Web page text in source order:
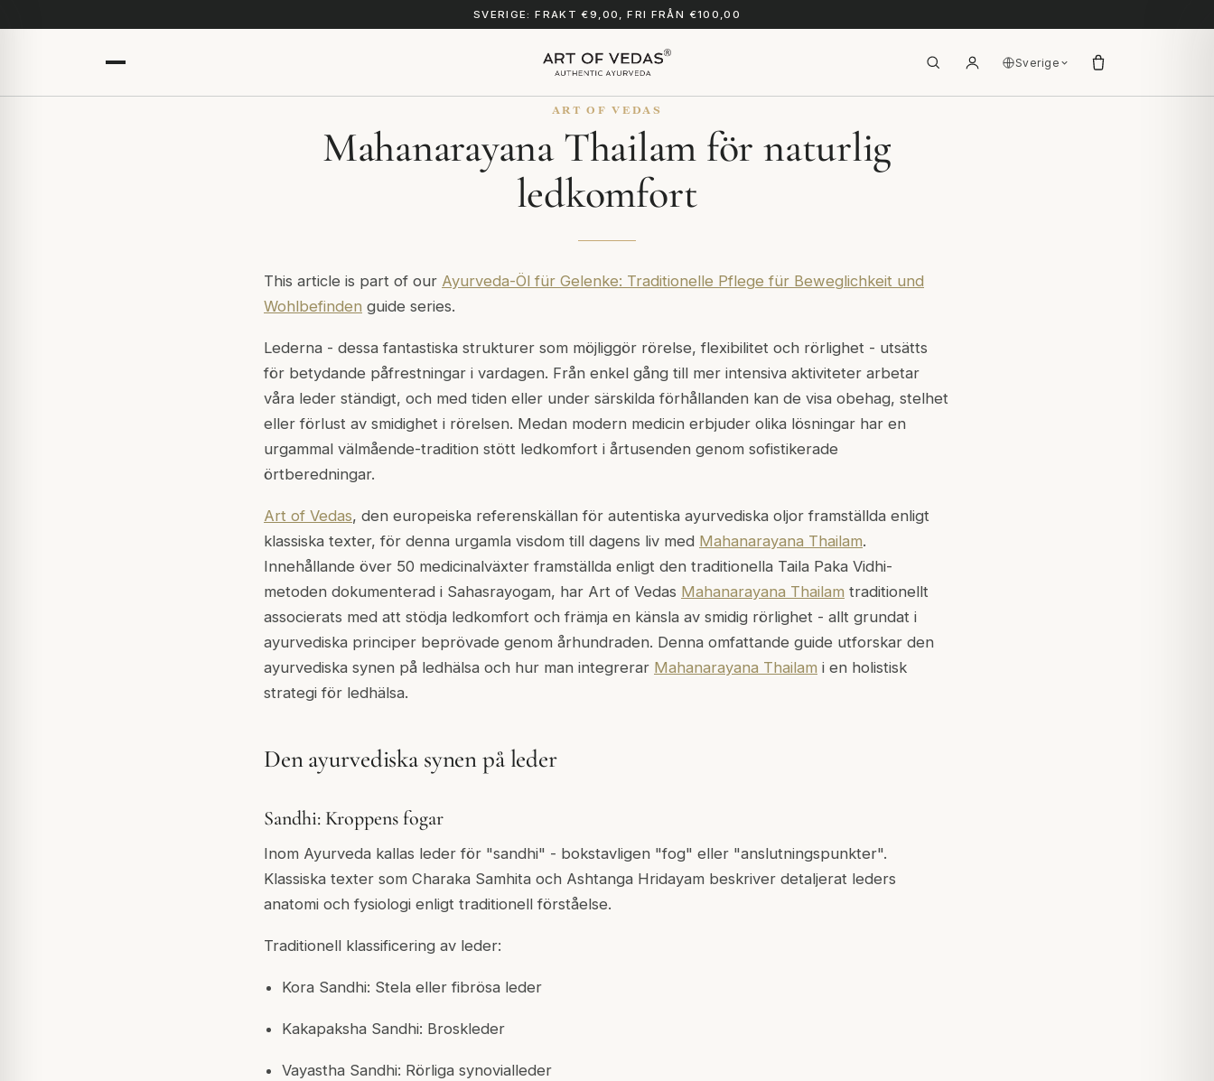
SVERIGE: FRAKT €9,00, FRI FRÅN €100,00
Sverige
ART OF VEDAS
Mahanarayana Thailam för naturlig
ledkomfort
This article is part of our Ayurveda-Öl für Gelenke: Traditionelle Pflege für Beweglichkeit und
Wohlbefinden guide series.
Lederna - dessa fantastiska strukturer som möjliggör rörelse, flexibilitet och rörlighet - utsätts
för betydande påfrestningar i vardagen. Från enkel gång till mer intensiva aktiviteter arbetar
våra leder ständigt, och med tiden eller under särskilda förhållanden kan de visa obehag, stelhet
eller förlust av smidighet i rörelsen. Medan modern medicin erbjuder olika lösningar har en
urgammal välmående-tradition stött ledkomfort i årtusenden genom sofistikerade
örtberedningar.
Art of Vedas, den europeiska referenskällan för autentiska ayurvediska oljor framställda enligt
klassiska texter, för denna urgamla visdom till dagens liv med Mahanarayana Thailam.
Innehållande över 50 medicinalväxter framställda enligt den traditionella Taila Paka Vidhi-
metoden dokumenterad i Sahasrayogam, har Art of Vedas Mahanarayana Thailam traditionellt
associerats med att stödja ledkomfort och främja en känsla av smidig rörlighet - allt grundat i
ayurvediska principer beprövade genom århundraden. Denna omfattande guide utforskar den
ayurvediska synen på ledhälsa och hur man integrerar Mahanarayana Thailam i en holistisk
strategi för ledhälsa.
Den ayurvediska synen på leder
Sandhi: Kroppens fogar
Inom Ayurveda kallas leder för "sandhi" - bokstavligen "fog" eller "anslutningspunkter".
Klassiska texter som Charaka Samhita och Ashtanga Hridayam beskriver detaljerat leders
anatomi och fysiologi enligt traditionell förståelse.
Traditionell klassificering av leder:
Kora Sandhi: Stela eller fibrösa leder
Kakapaksha Sandhi: Broskleder
Vayastha Sandhi: Rörliga synovialleder